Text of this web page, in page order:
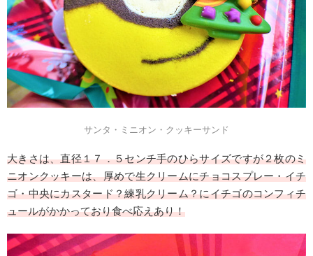
サンタ・ミニオン・クッキーサンド
大きさは、直径１７．５センチ手のひらサイズですが２枚のミ
ニオンクッキーは、厚めで生クリームにチョコスプレー・イチ
ゴ・中央にカスタード？練乳クリーム？にイチゴのコンフィチ
ュールがかかっており食べ応えあり！